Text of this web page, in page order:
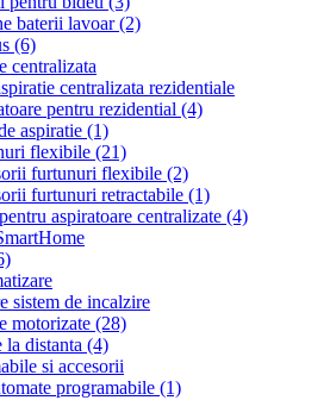
baterii lavoar(2)
(6)
centralizata
centralizata rezidentiale
pentru rezidential (4)
aspiratie (1)
flexibile (21)
furtunuri flexibile (2)
furtunuri retractabile (1)
aspiratoare centralizate (4)
sistem de incalzire
motorizate (28)
la distanta (4)
si accesorii
programabile (1)